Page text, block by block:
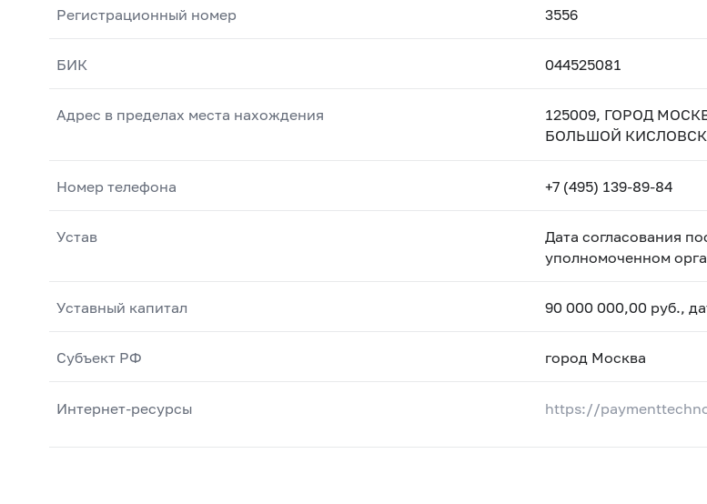
Регистрационный номер 3556
БИК 044525081
Адрес в пределах места нахождения
125009, ГОРОД
БОЛЬШОЙ
Номер телефона +7 (495) 139-89-84
Устав
Дата согласования
уполномоченном
Уставный капитал 90 000 000,00 руб.,
Субъект РФ город Москва
Интернет-ресурсы https://